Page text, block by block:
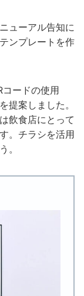
ューアル告知に
ンプレートを作
ードの使用
提案しました。
飲食店にとって
。チラシを活用
。